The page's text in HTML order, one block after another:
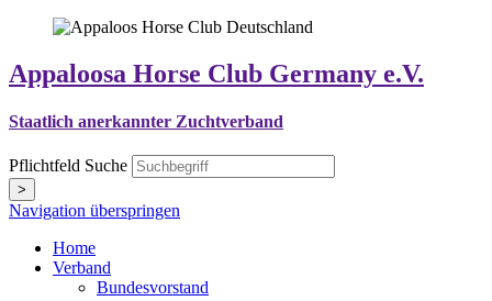
Appaloosa Horse Club Germany e.V.
Staatlich anerkannter Zuchtverband
Pflichtfeld Suche
>
Navigation überspringen
Home
Verband
Bundesvorstand